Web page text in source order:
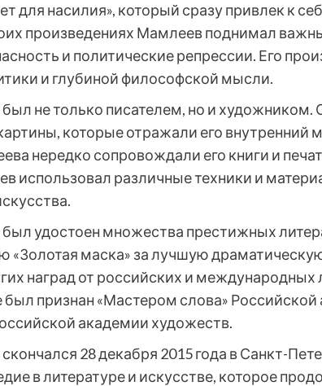
для насилия», который сразу привлек к
произведениях Мамлеев поднимал
и политические репрессии. Его
и глубиной философской мысли.
не только писателем, но и художником.
которые отражали его внутренний
нередко сопровождали его книги и
использовал различные техники и
удостоен множества престижных
«Золотая маска» за лучшую
наград от российских и международных
признан «Мастером слова»
академии художеств.
28 декабря 2015 года в Санкт-
в литературе и искусстве, которое